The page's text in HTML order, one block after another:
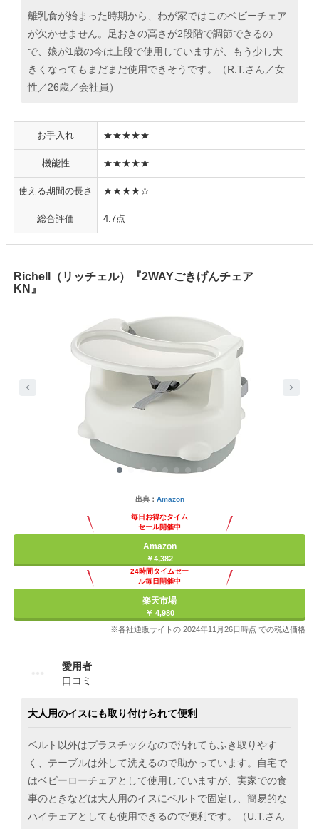
離乳食が始まった時期から、わが家ではこのベビーチェア
が欠かせません。足おきの高さが2段階で調節できるの
で、娘が1歳の今は上段で使用していますが、もう少し大
きくなってもまだまだ使用できそうです。（R.T.さん／女
性／26歳／会社員）
お手入れ ★★★★★
機能性 ★★★★★
使える期間の長さ ★★★★☆
総合評価 4.7点
Richell（リッチェル）『2WAYごきげんチェア
KN』
出典： Amazon
毎日お得なタイム
セール開催中
Amazon
￥4,382
24時間タイムセー
ル毎日開催中
楽天市場
￥ 4,980
※各社通販サイトの 2024年11月26日時点 での税込価格
愛用者
口コミ
大人用のイスにも取り付けられて便利
ベルト以外はプラスチックなので汚れてもふき取りやす
く、テーブルは外して洗えるので助かっています。自宅で
はベビーローチェアとして使用していますが、実家での食
事のときなどは大人用のイスにベルトで固定し、簡易的な
ハイチェアとしても使用できるので便利です。（U.T.さん